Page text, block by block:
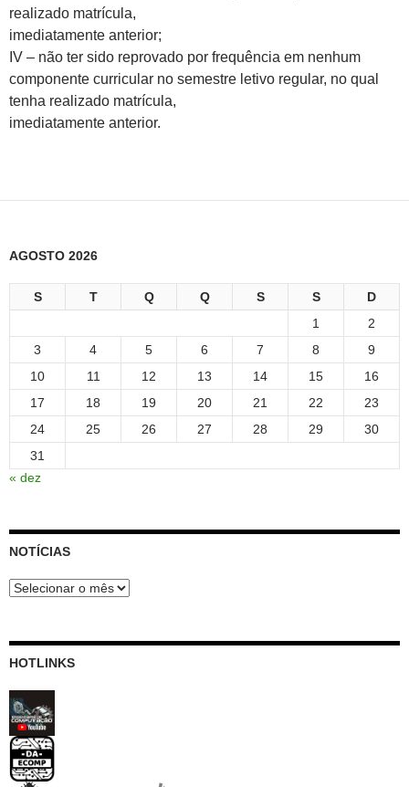
realizado matrícula,
imediatamente anterior;
IV – não ter sido reprovado por frequência em nenhum
componente curricular no semestre letivo regular, no qual
tenha realizado matrícula,
imediatamente anterior.
AGOSTO 2026
S T Q Q S S
D
1
2
3
4 5 6 7 8
9
10
11 12 13 14 15
16
17
18 19 20 21 22
23
24
25 26 27 28 29
30
31
« dez
NOTÍCIAS
Notícias
HOTLINKS